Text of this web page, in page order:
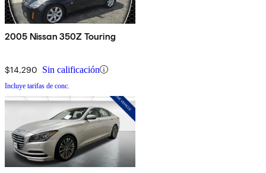
2005 Nissan 350Z Touring
$14,290 Sin calificación
Incluye tarifas de conc.